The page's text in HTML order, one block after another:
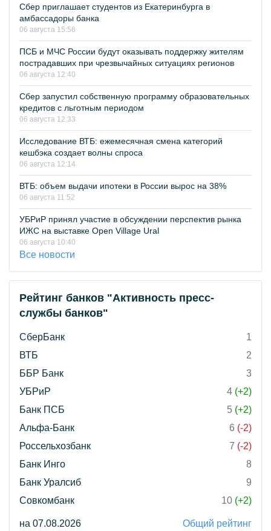
Сбер приглашает студентов из Екатеринбурга в
амбассадоры банка
06 августа 15:56
ПСБ и МЧС России будут оказывать поддержку жителям
пострадавших при чрезвычайных ситуациях регионов
06 августа 12:40
Сбер запустил собственную программу образовательных
кредитов с льготным периодом
06 августа 12:33
Исследование ВТБ: ежемесячная смена категорий
кешбэка создает волны спроса
06 августа 12:14
ВТБ: объем выдачи ипотеки в России вырос на 38%
06 августа 11:52
УБРиР принял участие в обсуждении перспектив рынка
ИЖС на выставке Open Village Ural
06 августа 10:40
Все новости
Рейтинг банков "Активность пресс-
службы банков"
СберБанк
1
ВТБ
2
ББР Банк
3
УБРиР
4 (+2)
Банк ПСБ
5 (+2)
Альфа-Банк
6 (-2)
Россельхозбанк
7 (-2)
Банк Инго
8
Банк Уралсиб
9
Совкомбанк
10 (+2)
на 07.08.2026 Общий рейтинг